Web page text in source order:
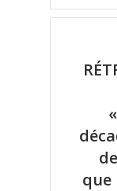
que